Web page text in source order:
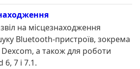
на місцезнаходження
Bluetooth-пристроїв, зокрема
Dexcom, а також для роботи
7 і 7.1.